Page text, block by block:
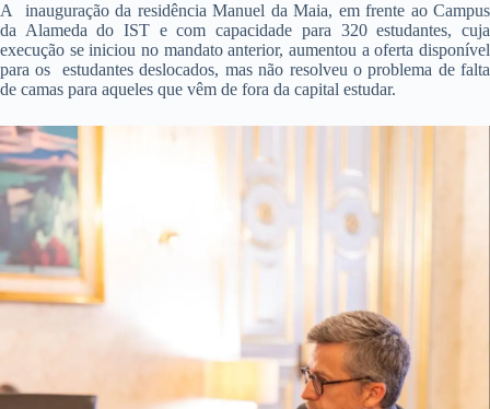
A inauguração da residência Manuel da Maia, em frente ao Campus
da Alameda do IST e com capacidade para 320 estudantes, cuja
execução se iniciou no mandato anterior, aumentou a oferta disponível
para os estudantes deslocados, mas não resolveu o problema de falta
de camas para aqueles que vêm de fora da capital estudar.